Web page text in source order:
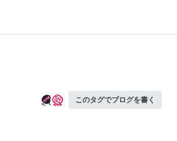
このタグでブログを書く